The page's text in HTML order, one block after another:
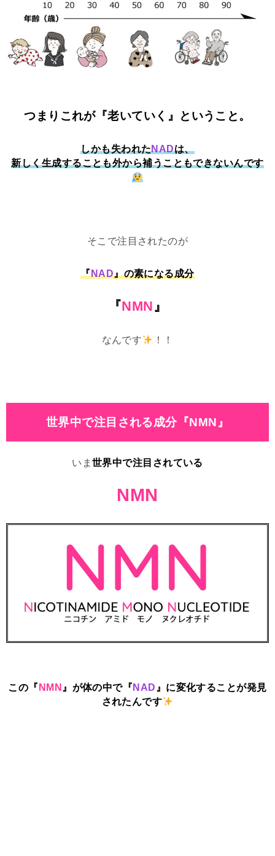
つまりこれが『老いていく』ということ。
しかも失われたNADは、
新しく生成することも外から補うこともできないんです
そこで注目されたのが
『NAD』の素になる成分
『NMN』
なんです ！！
世界中で注目される成分『NMN』
いま 世界中で注目されている
NMN
この『 NMN 』が体の中で『 NAD』に変化することが発見
されたんです